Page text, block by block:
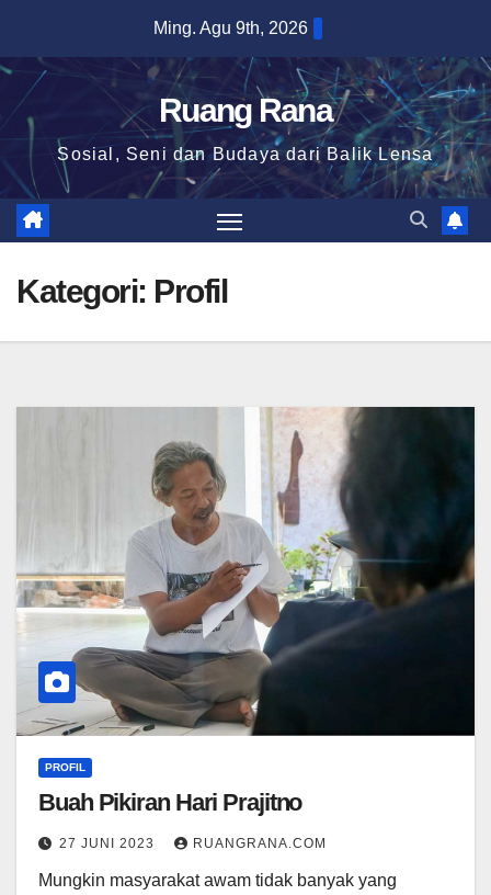
content
Ming. Agu 9th, 2026
Ruang Rana
Sosial, Seni dan Budaya dari Balik Lensa
Kategori: Profil
PROFIL
Buah Pikiran Hari Prajitno
27 JUNI 2023 RUANGRANA.COM
Mungkin masyarakat awam tidak banyak yang